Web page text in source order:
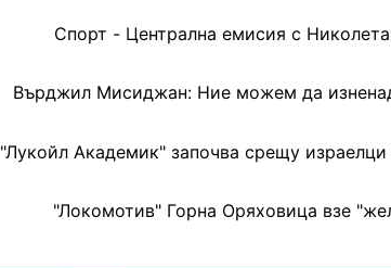
Спорт - Централна емисия с
Върджил Мисиджан: Ние можем да
"Лукойл Академик" започва срещу
"Локомотив" Горна Оряховица взе